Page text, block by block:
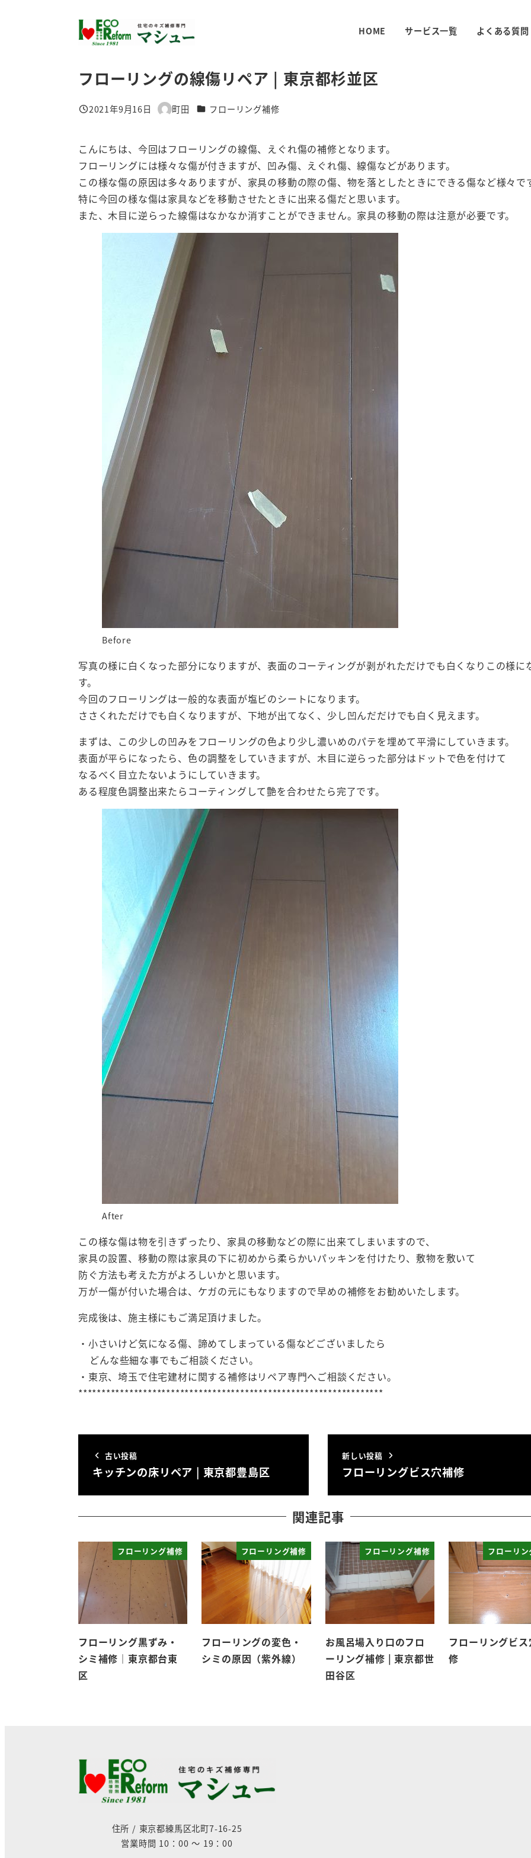
HOME サービス一覧 よくある質問
フローリングの線傷リペア | 東京都杉並区
投稿日
2021年9月16日
著
町田 カテゴリー
フローリング補修
こんにちは、今回はフローリングの線傷、えぐれ傷の補修となります。
フローリングには様々な傷が付きますが、凹み傷、えぐれ傷、線傷などがあります。
この様な傷の原因は多々ありますが、家具の移動の際の傷、物を落としたときにできる傷など様々で
特に今回の様な傷は家具などを移動させたときに出来る傷だと思います。
また、木目に逆らった線傷はなかなか消すことができません。家具の移動の際は注意が必要です。
Before
写真の様に白くなった部分になりますが、表面のコーティングが剥がれただけでも白くなりこの様に
す。
今回のフローリングは一般的な表面が塩ビのシートになります。
ささくれただけでも白くなりますが、下地が出てなく、少し凹んだだけでも白く見えます。
まずは、この少しの凹みをフローリングの色より少し濃いめのパテを埋めて平滑にしていきます。
表面が平らになったら、色の調整をしていきますが、木目に逆らった部分はドットで色を付けて
なるべく目立たないようにしていきます。
ある程度色調整出来たらコーティングして艶を合わせたら完了です。
After
この様な傷は物を引きずったり、家具の移動などの際に出来てしまいますので、
家具の設置、移動の際は家具の下に初めから柔らかいパッキンを付けたり、敷物を敷いて
防ぐ方法も考えた方がよろしいかと思います。
万が一傷が付いた場合は、ケガの元にもなりますので早めの補修をお勧めいたします。
完成後は、施主様にもご満足頂けました。
・小さいけど気になる傷、諦めてしまっている傷などございましたら
どんな些細な事でもご相談ください。
・東京、埼玉で住宅建材に関する補修はリペア専門へご相談ください。
******************************************************************
古い投稿
キッチンの床リペア | 東京都豊島区
新しい投稿
フローリングビス穴補修
関連記事
フローリング補修
フローリング黒ずみ・
シミ補修｜東京都台東
区
フローリング補修
フローリングの変色・
シミの原因（紫外線）
フローリング補修
お風呂場入り口のフロ
ーリング補修 | 東京都世
田谷区
フローリ
フローリングビ
修
住所 / 東京都練馬区北町7-16-25
営業時間 10：00 ～ 19：00